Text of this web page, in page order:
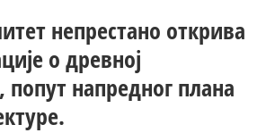
непрестано открива
о древној
напредног плана